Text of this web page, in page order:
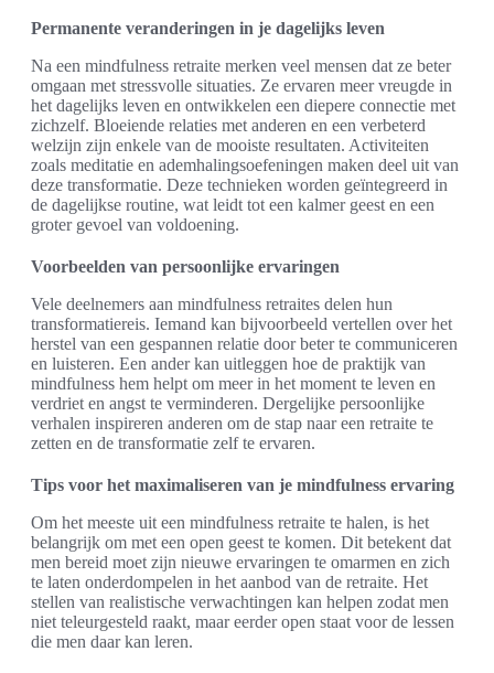
Permanente veranderingen in je dagelijks leven
Na een mindfulness retraite merken veel mensen dat ze beter
omgaan met stressvolle situaties. Ze ervaren meer vreugde in
het dagelijks leven en ontwikkelen een diepere connectie met
zichzelf. Bloeiende relaties met anderen en een verbeterd
welzijn zijn enkele van de mooiste resultaten. Activiteiten
zoals meditatie en ademhalingsoefeningen maken deel uit van
deze transformatie. Deze technieken worden geïntegreerd in
de dagelijkse routine, wat leidt tot een kalmer geest en een
groter gevoel van voldoening.
Voorbeelden van persoonlijke ervaringen
Vele deelnemers aan mindfulness retraites delen hun
transformatiereis. Iemand kan bijvoorbeeld vertellen over het
herstel van een gespannen relatie door beter te communiceren
en luisteren. Een ander kan uitleggen hoe de praktijk van
mindfulness hem helpt om meer in het moment te leven en
verdriet en angst te verminderen. Dergelijke persoonlijke
verhalen inspireren anderen om de stap naar een retraite te
zetten en de transformatie zelf te ervaren.
Tips voor het maximaliseren van je mindfulness ervaring
Om het meeste uit een mindfulness retraite te halen, is het
belangrijk om met een open geest te komen. Dit betekent dat
men bereid moet zijn nieuwe ervaringen te omarmen en zich
te laten onderdompelen in het aanbod van de retraite. Het
stellen van realistische verwachtingen kan helpen zodat men
niet teleurgesteld raakt, maar eerder open staat voor de lessen
die men daar kan leren.